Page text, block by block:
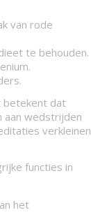
van rode
te behouden.
betekent dat
aan wedstrijden
verkleinen
functies in
het